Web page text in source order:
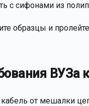
с сифонами из
образцы и
ВУЗа
от мешалки